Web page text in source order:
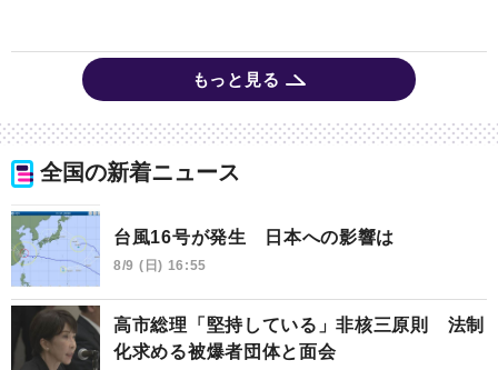
もっと見る
全国の新着ニュース
台風16号が発生 日本への影響は
8/9 (日) 16:55
高市総理「堅持している」非核三原則 法制
化求める被爆者団体と面会